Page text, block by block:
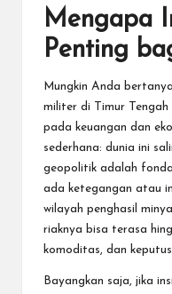
Mengapa
Penting
Mungkin Anda
militer di Timur
pada keuangan dan
sederhana: dunia ini
geopolitik adalah
ada ketegangan atau
wilayah penghasil
riaknya bisa terasa
komoditas, dan
Bayangkan saja, jika